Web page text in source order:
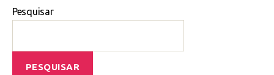
Pesquisar
PESQUISAR